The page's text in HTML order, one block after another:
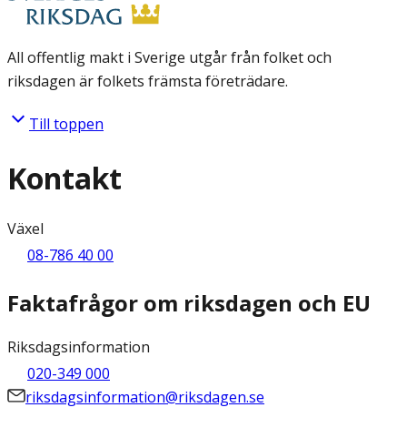
All offentlig makt i Sverige utgår från folket och
riksdagen är folkets främsta företrädare.
Till toppen
Kontakt
Växel
08-786 40 00
Faktafrågor om riksdagen och EU
Riksdagsinformation
020-349 000
riksdagsinformation@riksdagen.se